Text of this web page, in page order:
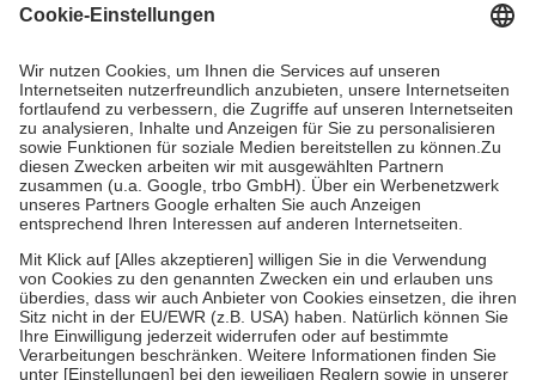
Grundsätzlich leisten Mitglieder Zuzahlungen in Höhe von zehn
höchstens zehn Euro.
Es sind jedoch nie mehr als die tatsächlichen
Kosten der Leistung zu entrichten.
Diese Regeln gelten grundsätzlich auch für Online-Apotheken.
Bei Heilmitteln und häuslicher Krankenpflege beträgt die
Zuzahlung zehn Prozent der Kosten sowie zehn Euro je
Verordnung.
Um das Engagement der Versicherten für ihre eigene Gesundheit zu
stärken und die besondere Stellung der Familie zu unterstützen,
fallenkeine Zuzahlungenan bei:
• Kindern und Jugendlichen bis zum vollendeten 18. Lebensjahr
mit Ausnahme der Fahrkosten
• Untersuchungen zur Vorsorge und Früherkennung, die von der
GKV getragen werden